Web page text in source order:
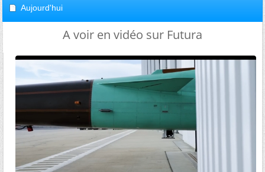
Aujourd'hui
A voir en vidéo sur Futura